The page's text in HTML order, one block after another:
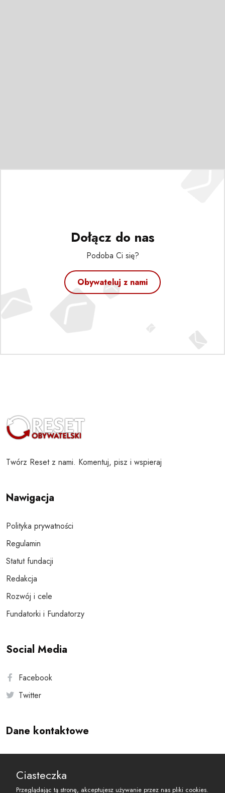
Dołącz do nas
Podoba Ci się?
Obywateluj z nami
Twórz Reset z nami. Komentuj, pisz i wspieraj
Nawigacja
Polityka prywatności
Regulamin
Statut fundacji
Redakcja
Rozwój i cele
Fundatorki i Fundatorzy
Social Media
Facebook
Twitter
Dane kontaktowe
reset@resetobywatelski.pl
Ciasteczka
Przeglądając tą stronę, akceptujesz używanie przez nas pliki cookies.